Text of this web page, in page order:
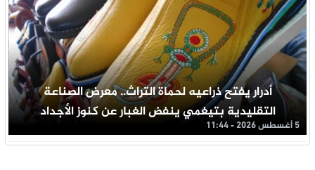
أدرار يفتح ذراعيه لحماة التراث.. معرض الصناعة
التقليدية بتيغمي ينفض الغبار عن كنوز الأجداد
5 أغسطس 2026 - 11:44